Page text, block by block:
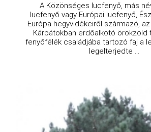
A Közönséges lucfenyő, más
lucfenyő vagy Európai lucfenyő,
Európa hegyvidékeiről származó,
Kárpátokban erdőalkotó örökzöld
fenyőfélék családjába tartozó faj a
legelterjedte ...